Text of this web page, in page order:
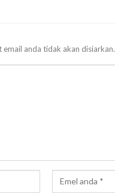
email anda tidak akan disiarkan.